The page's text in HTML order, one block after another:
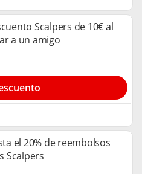
Scalpers de 10€ al
a un amigo
el 20% de reembolsos
Scalpers